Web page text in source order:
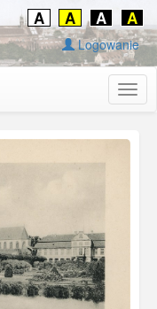
A A A A
Logowanie